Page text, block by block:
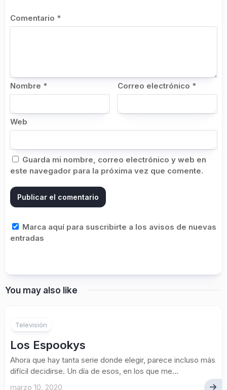
Comentario *
Nombre * Correo electrónico *
Web
Guarda mi nombre, correo electrónico y web en
este navegador para la próxima vez que comente.
Marca aquí para suscribirte a los avisos de nuevas
entradas
You may also like
Televisión
Los Espookys
Ahora que hay tanta serie donde elegir, parece incluso más
difícil decidirse. Un día de esos, en los que me...
marzo 10, 2020